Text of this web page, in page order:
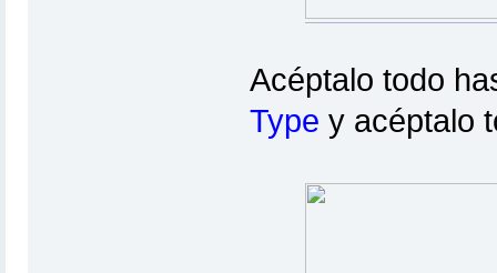
Acéptalo todo
Type y acéptalo